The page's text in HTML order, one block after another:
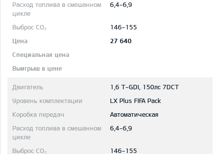
6,4-6,9
146-155
27 640
1,6 T-GDI, 150лс 7DCT
LX Plus FIFA Pack
Автоматическая
6,4-6,9
146-155